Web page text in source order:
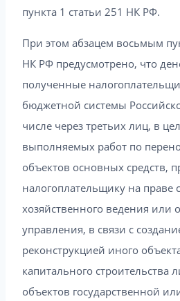
пункта 1 статьи 251 НК РФ.
При этом абзацем восьмым
НК РФ предусмотрено, что
полученные
бюджетной системы
числе через третьих лиц, в
выполняемых работ по
объектов основных средств,
налогоплательщику на праве
хозяйственного ведения или
управления, в связи с
реконструкцией иного
капитального строительства
объектов государственной